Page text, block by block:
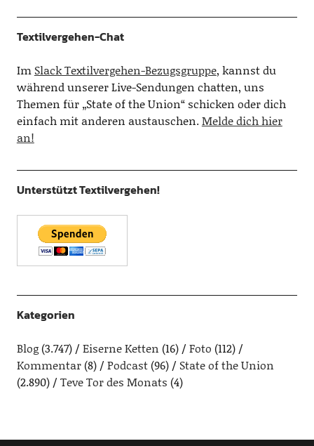
Textilvergehen-Chat
Im Slack Textilvergehen-Bezugsgruppe, kannst du
während unserer Live-Sendungen chatten, uns
Themen für „State of the Union“ schicken oder dich
einfach mit anderen austauschen.Melde dich hier
an!
Unterstützt Textilvergehen!
Kategorien
Blog(3.747) Eiserne Ketten (16) Foto (112)
Kommentar(8) Podcast(96)
State of the Union
(2.890)
Teve Tor des Monats (4)